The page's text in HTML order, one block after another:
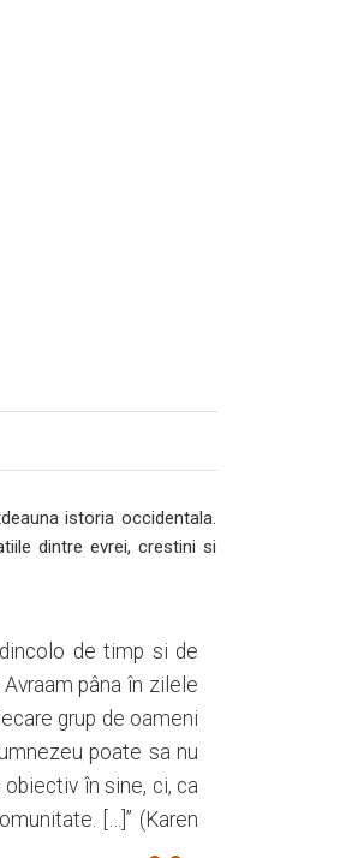
istoria occidentala.
dintre evrei, crestini si
de timp si de
pâna în zilele
grup de oameni
poate sa nu
obiectiv în sine, ci, ca
[…]” (Karen